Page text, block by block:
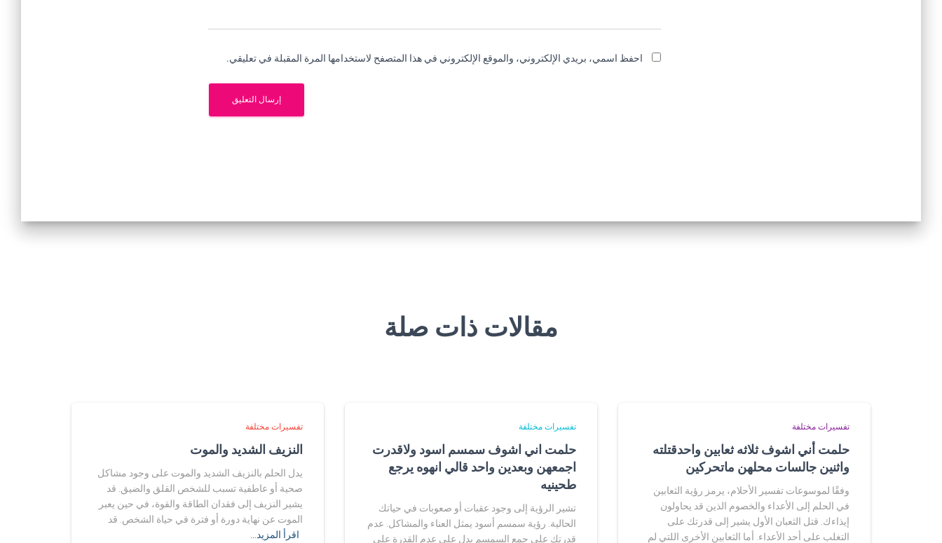
احفظ اسمي، بريدي الإلكتروني، والموقع الإلكتروني في هذا المتصفح لاستخدامها المرة المقبلة في تعليقي.
مقالات ذات صلة
تفسيرات مختلفة
حلمت أني اشوف ثلاثه ثعابين واحدقتلته
واثنين جالسات محلهن ماتحركين
وفقًا لموسوعات تفسير الأحلام، يرمز رؤية الثعابين
في الحلم إلى الأعداء والخصوم الذين قد يحاولون
إيذاءك. قتل الثعبان الأول يشير إلى قدرتك على
التغلب على أحد الأعداء. أما الثعابين الأخرى اللتي لم
تفسيرات مختلفة
حلمت اني اشوف سمسم اسود ولاقدرت
اجمعهن وبعدين واحد قالي انهوه يرجع
طحينيه
تشير الرؤية إلى وجود عقبات أو صعوبات في حياتك
الحالية. رؤية سمسم أسود يمثل العناء والمشاكل. عدم
قدرتك على جمع السمسم يدل على عدم القدرة على
تفسيرات مختلفة
النزيف الشديد والموت
يدل الحلم بالنزيف الشديد والموت على وجود مشاكل
صحية أو عاطفية تسبب للشخص القلق والضيق. قد
يشير النزيف إلى فقدان الطاقة والقوة، في حين يعبر
الموت عن نهاية دورة أو فترة في حياة الشخص. قد
اقرأ المزيد…